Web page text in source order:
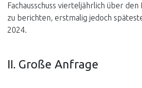
Fachausschuss vierteljährlich über
zu berichten, erstmalig jedoch
2024.
II. Große Anfrage